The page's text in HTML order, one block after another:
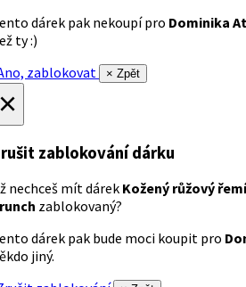
dárek pak nekoupí pro Dominika
ty :)
zablokovat
× Zpět
zablokování dárku
nechceš mít dárek Kožený růžový
zablokovaný?
dárek pak bude moci koupit pro
jiný.